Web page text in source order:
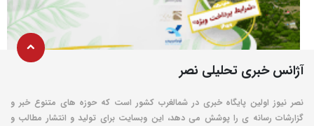
آژانس خبری تحلیلی نصر
نصر نیوز اولین پایگاه خبری در شمالغرب کشور است که حوزه های متنوع خبر و
گزارشات رسانه ی را پوشش می دهد، این وبسایت برای تولید و انتشار مطالب و